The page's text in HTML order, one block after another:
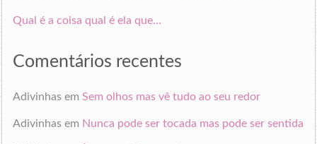
Qual é a coisa qual é ela que…
Comentários recentes
Adivinhasem Sem olhos mas vê tudo ao seu redor
Adivinhasem Nunca pode ser tocada mas pode ser sentida